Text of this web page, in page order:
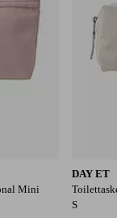
Mini
DAY ET
S